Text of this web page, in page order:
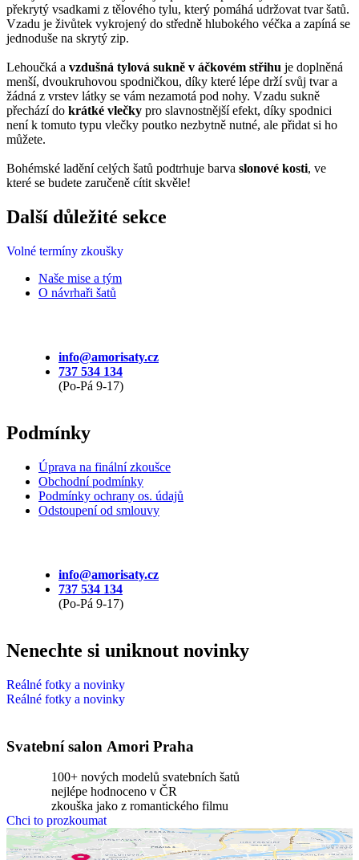
překrytý vsadkami z tělového tylu, který pomáhá udržovat tvar šatů.
Vzadu je živůtek vykrojený do středně hlubokého véčka a zapíná se
jednoduše na skrytý zip.
Lehoučká a vzdušná tylová sukně v áčkovém střihu je doplněná
menší, dvoukruhovou spodničkou, díky které lépe drží svůj tvar a
žádná z vrstev látky se vám nezamotá pod nohy. Vzadu sukně
přechází do krátké vlečky pro slavnostnější efekt, díky spodnici
není k tomuto typu vlečky poutko nezbytně nutné, ale přidat si ho
můžete.
Bohémské ladění celých šatů podtrhuje barva slonové kosti, ve
které se budete zaručeně cítit skvěle!
Další důležité sekce
Volné termíny zkoušky
Naše mise a tým
O návrhaři šatů
info@amorisaty.cz
737 534 134
(Po-Pá 9-17)
Podmínky
Úprava na finální zkoušce
Obchodní podmínky
Podmínky ochrany os. údajů
Odstoupení od smlouvy
info@amorisaty.cz
737 534 134
(Po-Pá 9-17)
Nenechte si uniknout novinky
Reálné fotky a novinky
Reálné fotky a novinky
Svatební salon Amori Praha
100+ nových modelů svatebních šatů
nejlépe hodnoceno v ČR
zkouška jako z romantického filmu
Chci to prozkoumat